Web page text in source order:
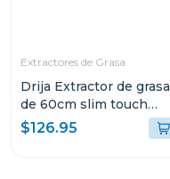
Extractores de Grasa
Drija Extractor de grasa
de 60cm slim touch
color negro
$126.95